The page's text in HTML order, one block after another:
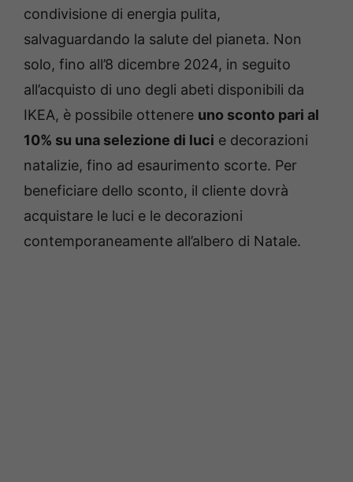
condivisione di energia pulita,
salvaguardando la salute del pianeta. Non
solo, fino all’8 dicembre 2024, in seguito
all’acquisto di uno degli abeti disponibili da
IKEA, è possibile ottenere uno sconto pari al
10% su una selezione di luci e decorazioni
natalizie, fino ad esaurimento scorte. Per
beneficiare dello sconto, il cliente dovrà
acquistare le luci e le decorazioni
contemporaneamente all’albero di Natale.